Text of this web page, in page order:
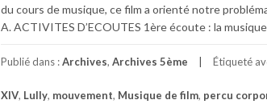
du cours de musique, ce film a orienté notre
A. ACTIVITES D’ECOUTES 1ère écoute : la
Publié dans :Archives, Archives 5ème Étiqueté
XIV, Lully, mouvement, Musique de film, percu